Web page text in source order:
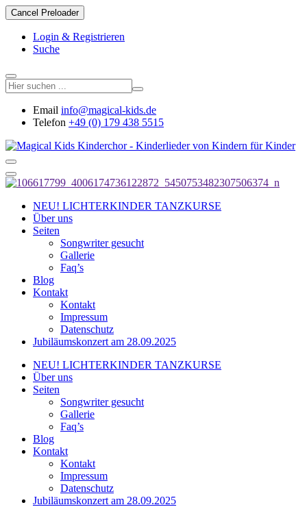
Cancel Preloader
Login & Registrieren
Suche
Email info@magical-kids.de
Telefon +49 (0) 179 438 5515
NEU! LICHTERKINDER TANZKURSE
Über uns
Seiten
Songwriter gesucht
Gallerie
Faq’s
Blog
Kontakt
Kontakt
Impressum
Datenschutz
Jubiläumskonzert am 28.09.2025
NEU! LICHTERKINDER TANZKURSE
Über uns
Seiten
Songwriter gesucht
Gallerie
Faq’s
Blog
Kontakt
Kontakt
Impressum
Datenschutz
Jubiläumskonzert am 28.09.2025